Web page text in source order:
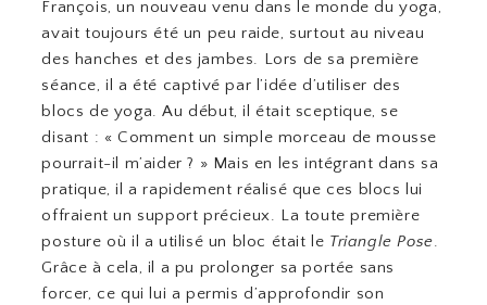
François, un nouveau venu dans le monde du yoga,
avait toujours été un peu raide, surtout au niveau
des hanches et des jambes. Lors de sa première
séance, il a été captivé par l’idée d’utiliser des
blocs de yoga. Au début, il était sceptique, se
disant : « Comment un simple morceau de mousse
pourrait-il m’aider ? » Mais en les intégrant dans sa
pratique, il a rapidement réalisé que ces blocs lui
offraient un support précieux. La toute première
posture où il a utilisé un bloc était le Triangle Pose.
Grâce à cela, il a pu prolonger sa portée sans
forcer, ce qui lui a permis d’approfondir son